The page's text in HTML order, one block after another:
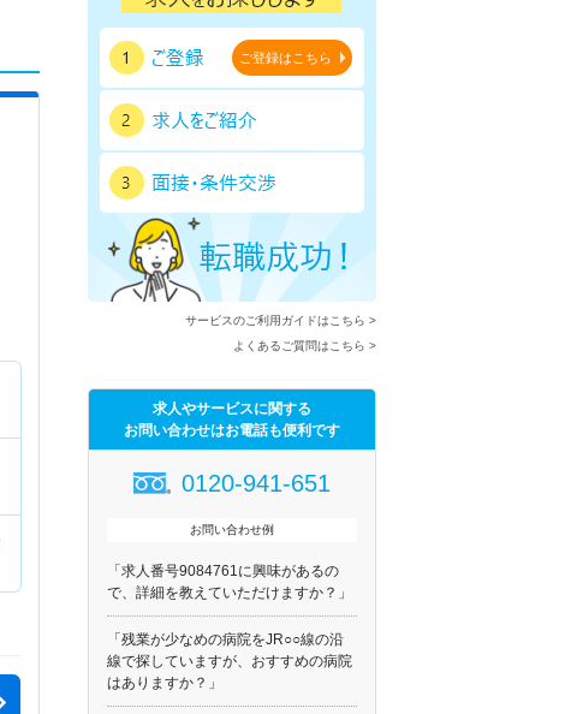
ご登録はこちら
サービスのご利用ガイドはこちら >
よくあるご質問はこちら >
求人やサービスに関する
お問い合わせはお電話も便利です
0120-941-651
お問い合わせ例
「求人番号9084761に興味があるの
で、詳細を教えていただけますか？」
「残業が少なめの病院をJR○○線の沿
線で探していますが、おすすめの病院
はありますか？」